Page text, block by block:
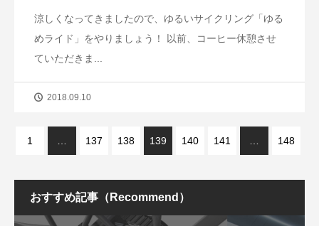
涼しくなってきましたので、ゆるいサイクリング「ゆる
めライド」をやりましょう！ 以前、コーヒー休憩させ
ていただきま...
2018.09.10
1 137 138 139 140 141 148
おすすめ記事（Recommend）